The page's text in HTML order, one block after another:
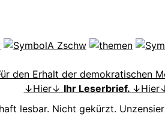
den Erhalt der demokratischen
↓Hier↓ Ihr Leserbrief.
lesbar. Nicht gekürzt.